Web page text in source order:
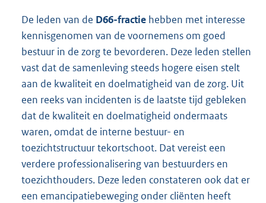
De leden van de D66-fractie hebben met interesse
kennisgenomen van de voornemens om goed
bestuur in de zorg te bevorderen. Deze leden stellen
vast dat de samenleving steeds hogere eisen stelt
aan de kwaliteit en doelmatigheid van de zorg. Uit
een reeks van incidenten is de laatste tijd gebleken
dat de kwaliteit en doelmatigheid ondermaats
waren, omdat de interne bestuur- en
toezichtstructuur tekortschoot. Dat vereist een
verdere professionalisering van bestuurders en
toezichthouders. Deze leden constateren ook dat er
een emancipatiebeweging onder cliënten heeft